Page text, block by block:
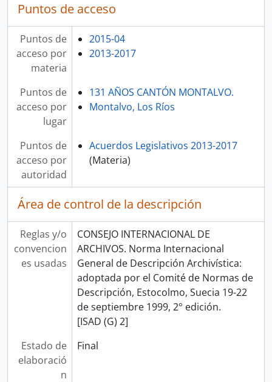
Puntos de acceso
Puntos de
acceso por
materia
2015-04
2013-2017
Puntos de
acceso por
lugar
131 AÑOS CANTÓN MONTALVO.
Montalvo, Los Ríos
Puntos de
acceso por
autoridad
Acuerdos Legislativos 2013-2017
(Materia)
Área de control de la descripción
Reglas y/o
convencion
es usadas
CONSEJO INTERNACIONAL DE
ARCHIVOS. Norma Internacional
General de Descripción Archivística:
adoptada por el Comité de Normas de
Descripción, Estocolmo, Suecia 19-22
de septiembre 1999, 2° edición.
[ISAD (G) 2]
Estado de
elaboració
n
Final